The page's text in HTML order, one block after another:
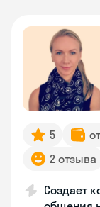
5
2 отзыва
Создает